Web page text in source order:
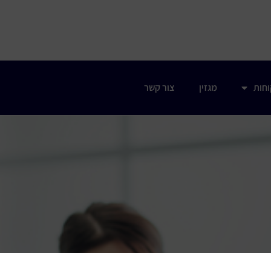
מגזין צור קשר